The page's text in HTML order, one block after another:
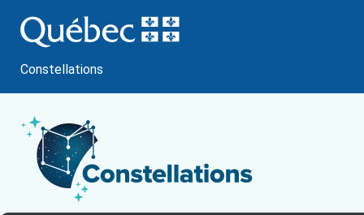
au
contenu
Constellations